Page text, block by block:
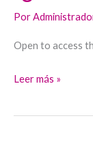
Por
Open to access
tras
trasplante).
José
Leer más »